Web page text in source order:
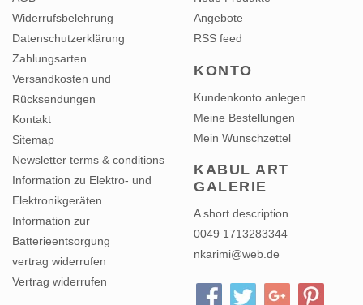
Widerrufsbelehrung
Datenschutzerklärung
Zahlungsarten
Versandkosten und
Rücksendungen
Kontakt
Sitemap
Newsletter terms & conditions
Information zu Elektro- und
Elektronikgeräten
Information zur
Batterieentsorgung
vertrag widerrufen
Vertrag widerrufen
Angebote
RSS feed
KONTO
Kundenkonto anlegen
Meine Bestellungen
Mein Wunschzettel
KABUL ART
GALERIE
A short description
0049 1713283344
nkarimi@web.de